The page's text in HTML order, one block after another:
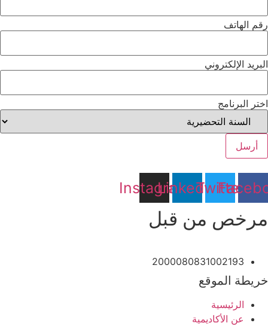
رقم الهاتف
البريد الإلكتروني
اختر البرنامج
أرسل
Twitter
Linkedin
Instagram
مرخص من قبل
2000080831002193
خريطة الموقع
الرئيسية
عن الأكاديمية